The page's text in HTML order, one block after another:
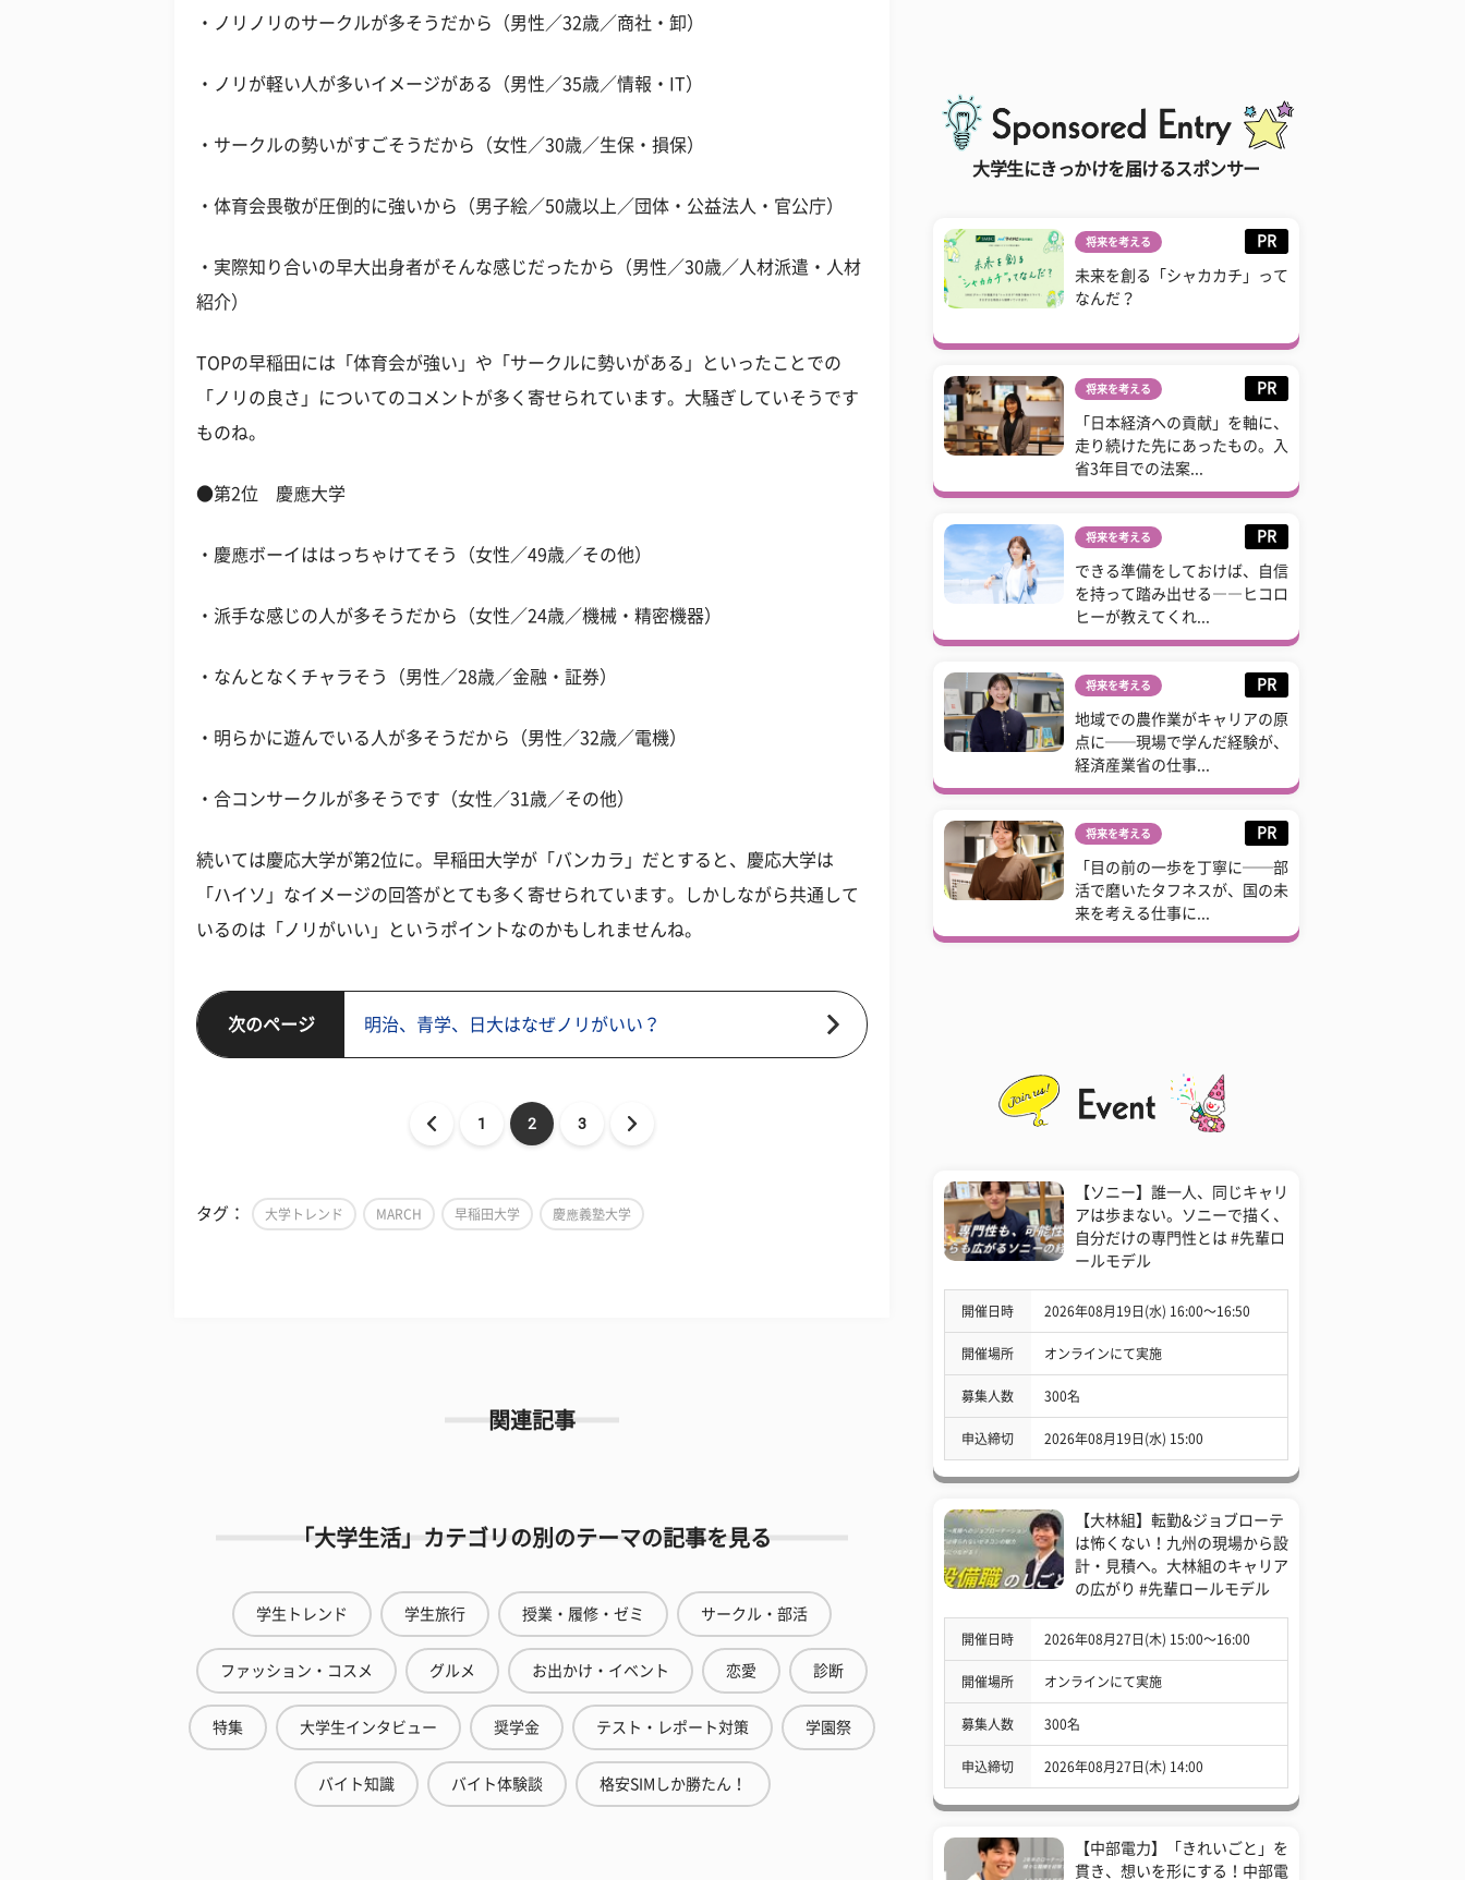
・ノリノリのサークルが多そうだから（男性／32歳／商社・卸）
・ノリが軽い人が多いイメージがある（男性／35歳／情報・IT）
・サークルの勢いがすごそうだから（女性／30歳／生保・損保）
・体育会畏敬が圧倒的に強いから（男子絵／50歳以上／団体・公益法人・官公庁）
・実際知り合いの早大出身者がそんな感じだったから（男性／30歳／人材派遣・人材
紹介）
TOPの早稲田には「体育会が強い」や「サークルに勢いがある」といったことでの
「ノリの良さ」についてのコメントが多く寄せられています。大騒ぎしていそうです
ものね。
●第2位 慶應大学
・慶應ボーイははっちゃけてそう（女性／49歳／その他）
・派手な感じの人が多そうだから（女性／24歳／機械・精密機器）
・なんとなくチャラそう（男性／28歳／金融・証券）
・明らかに遊んでいる人が多そうだから（男性／32歳／電機）
・合コンサークルが多そうです（女性／31歳／その他）
続いては慶応大学が第2位に。早稲田大学が「バンカラ」だとすると、慶応大学は
「ハイソ」なイメージの回答がとても多く寄せられています。しかしながら共通して
いるのは「ノリがいい」というポイントなのかもしれませんね。
次のページ 明治、青学、日大はなぜノリがいい？
1 2 3
タグ： 大学トレンド MARCH 早稲田大学 慶應義塾大学
関連記事
「大学生活」カテゴリの別のテーマの記事を見る
学生トレンド 学生旅行 授業・履修・ゼミ サークル・部活
ファッション・コスメ グルメ お出かけ・イベント 恋愛 診断
特集 大学生インタビュー 奨学金 テスト・レポート対策 学園祭
バイト知識 バイト体験談 格安SIMしか勝たん！
大学生にきっかけを届けるスポンサー
将来を考える PR
未来を創る「シャカカチ」って
なんだ？
将来を考える PR
「日本経済への貢献」を軸に、
走り続けた先にあったもの。入
省3年目での法案...
将来を考える PR
できる準備をしておけば、自信
を持って踏み出せる――ヒコロ
ヒーが教えてくれ...
将来を考える PR
地域での農作業がキャリアの原
点に──現場で学んだ経験が、
経済産業省の仕事...
将来を考える PR
「目の前の一歩を丁寧に──部
活で磨いたタフネスが、国の未
来を考える仕事に...
【ソニー】誰一人、同じキャリ
アは歩まない。ソニーで描く、
自分だけの専門性とは #先輩ロ
ールモデル
開催日時 2026年08月19日(水) 16:00〜16:50
開催場所 オンラインにて実施
募集人数 300名
申込締切 2026年08月19日(水) 15:00
【大林組】転勤&ジョブローテ
は怖くない！九州の現場から設
計・見積へ。大林組のキャリア
の広がり #先輩ロールモデル
開催日時 2026年08月27日(木) 15:00〜16:00
開催場所 オンラインにて実施
募集人数 300名
申込締切 2026年08月27日(木) 14:00
【中部電力】「きれいごと」を
貫き、想いを形にする！中部電